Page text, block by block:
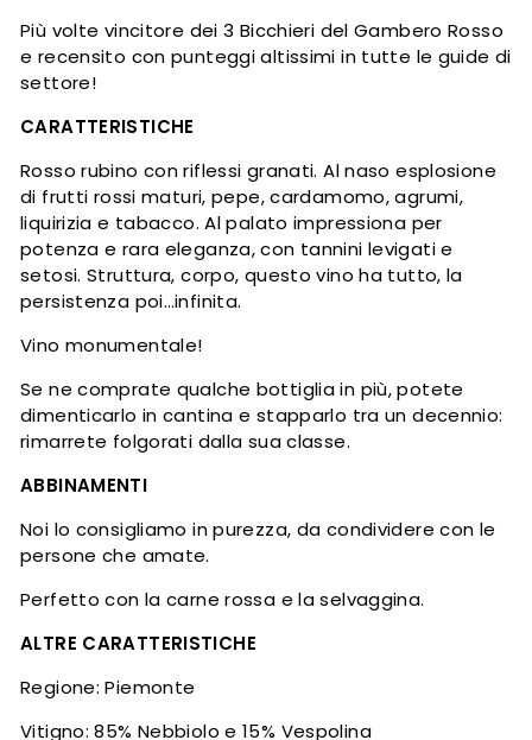
Più volte vincitore dei 3 Bicchieri del Gambero Rosso
e recensito con punteggi altissimi in tutte le guide di
settore!
CARATTERISTICHE
Rosso rubino con riflessi granati. Al naso esplosione
di frutti rossi maturi, pepe, cardamomo, agrumi,
liquirizia e tabacco. Al palato impressiona per
potenza e rara eleganza, con tannini levigati e
setosi. Struttura, corpo, questo vino ha tutto, la
persistenza poi…infinita.
Vino monumentale!
Se ne comprate qualche bottiglia in più, potete
dimenticarlo in cantina e stapparlo tra un decennio:
rimarrete folgorati dalla sua classe.
ABBINAMENTI
Noi lo consigliamo in purezza, da condividere con le
persone che amate.
Perfetto con la carne rossa e la selvaggina.
ALTRE CARATTERISTICHE
Regione: Piemonte
Vitigno: 85% Nebbiolo e 15% Vespolina